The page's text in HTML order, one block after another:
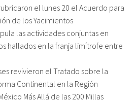
el lunes 20 el Acuerdo para
de los Yacimientos
las actividades conjuntas en
hallados en la franja limítrofe entre
revivieron el Tratado sobre la
Continental en la Región
Más Allá de las 200 Millas